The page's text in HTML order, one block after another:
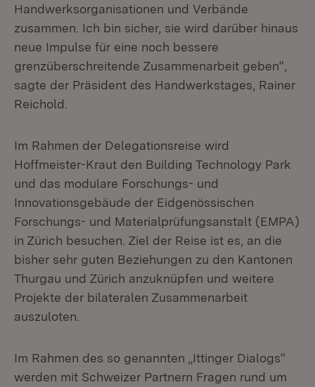
Handwerksorganisationen und Verbände
zusammen. Ich bin sicher, sie wird darüber hinaus
neue Impulse für eine noch bessere
grenzüberschreitende Zusammenarbeit geben“,
sagte der Präsident des Handwerkstages, Rainer
Reichold.
Im Rahmen der Delegationsreise wird
Hoffmeister-Kraut den Building Technology Park
und das modulare Forschungs- und
Innovationsgebäude der Eidgenössischen
Forschungs- und Materialprüfungsanstalt (EMPA)
in Zürich besuchen. Ziel der Reise ist es, an die
bisher sehr guten Beziehungen zu den Kantonen
Thurgau und Zürich anzuknüpfen und weitere
Projekte der bilateralen Zusammenarbeit
auszuloten.
Im Rahmen des so genannten „Ittinger Dialogs“
werden mit Schweizer Partnern Fragen rund um